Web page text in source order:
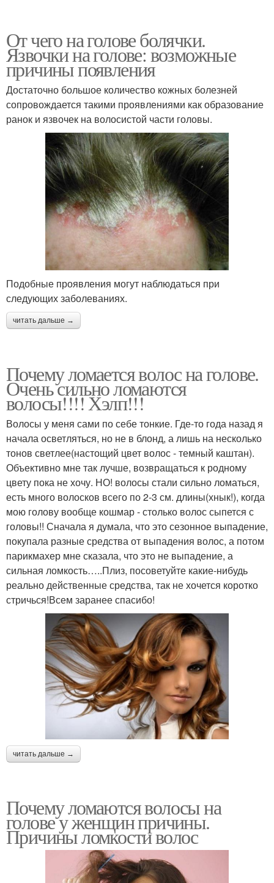
От чего на голове болячки.
Язвочки на голове: возможные
причины появления
Достаточно большое количество кожных болезней
сопровождается такими проявлениями как образование
ранок и язвочек на волосистой части головы.
Подобные проявления могут наблюдаться при
следующих заболеваниях.
читать дальше →
Почему ломается волос на голове.
Очень сильно ломаются
волосы!!!! Хэлп!!!
Волосы у меня сами по себе тонкие. Где-то года назад я
начала осветляться, но не в блонд, а лишь на несколько
тонов светлее(настощий цвет волос - темный каштан).
Объективно мне так лучше, возвращаться к родному
цвету пока не хочу. НО! волосы стали сильно ломаться,
есть много волосков всего по 2-3 см. длины(хнык!), когда
мою голову вообще кошмар - столько волос сыпется с
головы!! Сначала я думала, что это сезонное выпадение,
покупала разные средства от выпадения волос, а потом
парикмахер мне сказала, что это не выпадение, а
сильная ломкость…..Плиз, посоветуйте какие-нибудь
реально действенные средства, так не хочется коротко
стричься!Всем заранее спасибо!
читать дальше →
Почему ломаются волосы на
голове у женщин причины.
Причины ломкости волос